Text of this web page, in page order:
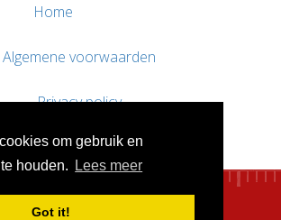
om gebruik en
houden.
Lees meer
Got it!
Home
Algemene voorwaarden
Privacy policy
Contact / Support